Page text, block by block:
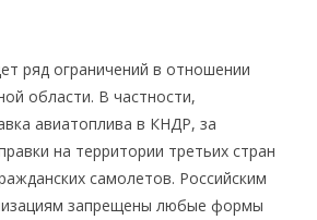
ряд ограничений в отношении
области. В частности,
авиатоплива в КНДР, за
на территории третьих стран
самолетов. Российским
запрещены любые формы